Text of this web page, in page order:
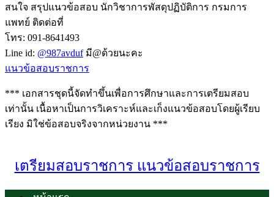
สนใจ สรุปแนวข้อสอบ นักวิชาการพัสดุปฏิบัติการ กรมการ
แพทย์ ติดต่อที่
โทร: 091-8641493
Line id: @987avdufมี@ด้วยนะคะ
แนวข้อสอบราชการ
*** เอกสารชุดนี้จัดทำขึ้นเพื่อการศึกษาและการเตรียมสอบ
เท่านั้น เนื้อหาเป็นการวิเคราะห์และเก็งแนวข้อสอบโดยผู้เรียบ
เรียง มิใช่ข้อสอบจริงจากหน่วยงาน ***
เตรียมสอบราชการ แนวข้อสอบราชการ